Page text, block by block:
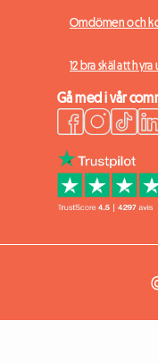
Omdömen och
12 bra skäl att
Gå med i vår